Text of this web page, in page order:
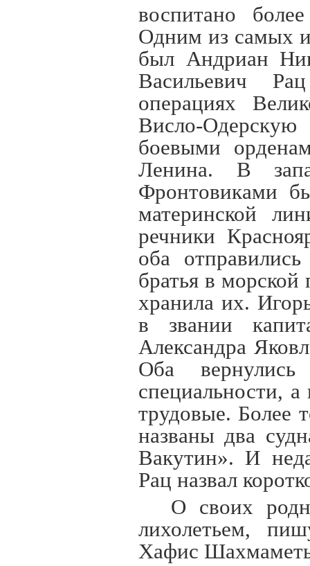
воспитано
Одним из самых
был Андриан
Васильевич
операциях
Висло-
боевыми
Ленина. В
Фронтовиками
материнской
речники
оба
братья в
хранила их.
в звании
Александра
Оба
специальности,
трудовые. Более
названы два
Вакутин». И
Рац назвал
О своих
лихолетьем,
Хафис